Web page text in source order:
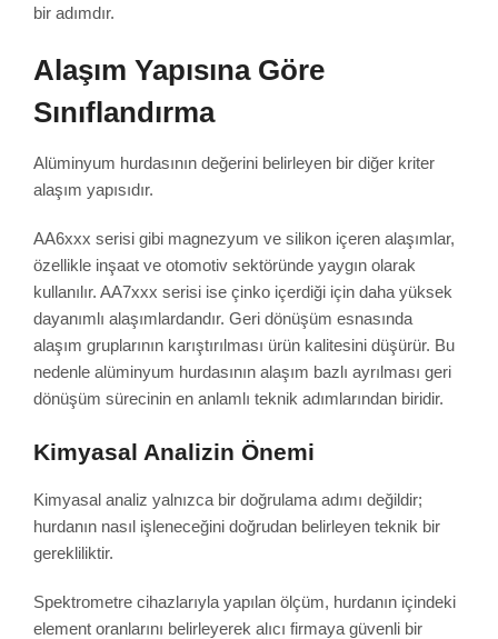
bir adımdır.
Alaşım Yapısına Göre
Sınıflandırma
Alüminyum hurdasının değerini belirleyen bir diğer kriter
alaşım yapısıdır.
AA6xxx serisi gibi magnezyum ve silikon içeren alaşımlar,
özellikle inşaat ve otomotiv sektöründe yaygın olarak
kullanılır. AA7xxx serisi ise çinko içerdiği için daha yüksek
dayanımlı alaşımlardandır. Geri dönüşüm esnasında
alaşım gruplarının karıştırılması ürün kalitesini düşürür. Bu
nedenle alüminyum hurdasının alaşım bazlı ayrılması geri
dönüşüm sürecinin en anlamlı teknik adımlarından biridir.
Kimyasal Analizin Önemi
Kimyasal analiz yalnızca bir doğrulama adımı değildir;
hurdanın nasıl işleneceğini doğrudan belirleyen teknik bir
gerekliliktir.
Spektrometre cihazlarıyla yapılan ölçüm, hurdanın içindeki
element oranlarını belirleyerek alıcı firmaya güvenli bir